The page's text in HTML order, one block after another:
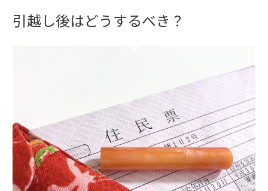
引越し後はどうするべき？